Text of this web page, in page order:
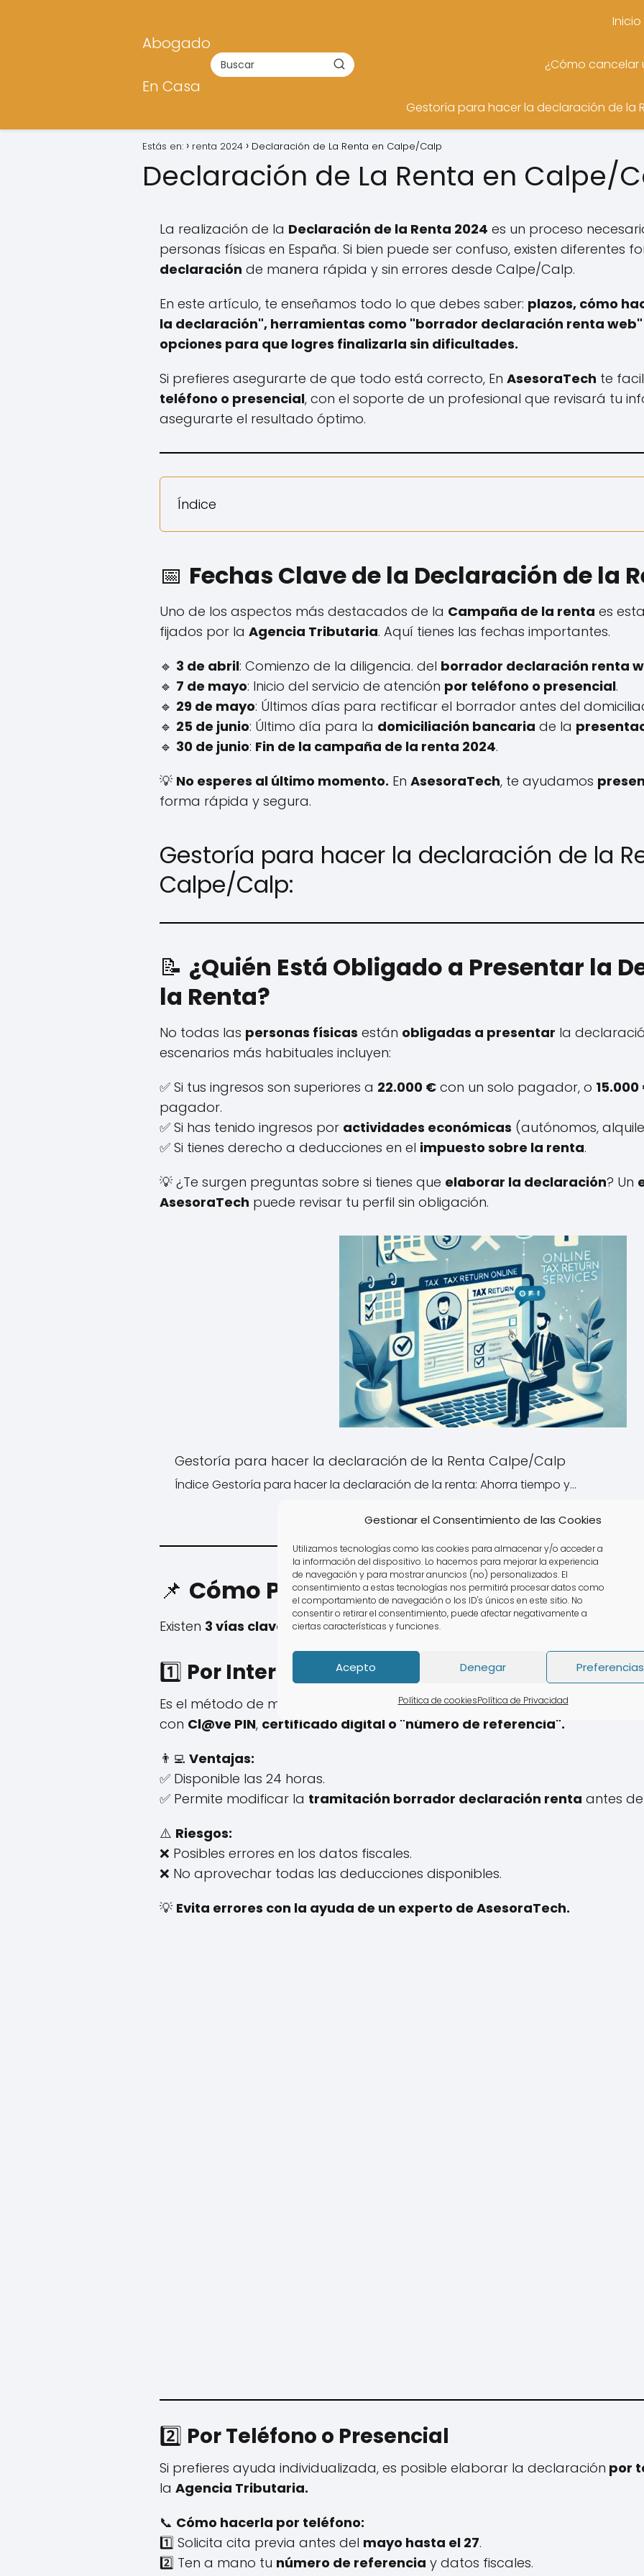
Gestionar el Consentimiento de las Cookies
Utilizamos tecnologías como las cookies para almacenar y/o acceder a
la información del dispositivo. Lo hacemos para mejorar la experiencia
de navegación y para mostrar anuncios (no) personalizados. El
consentimiento a estas tecnologías nos permitirá procesar datos como
el comportamiento de navegación o los ID's únicos en este sitio. No
consentir o retirar el consentimiento, puede afectar negativamente a
ciertas características y funciones.
Acepto Denegar Preferencias
Política de cookiesPolítica de Privacidad
Abogado
En Casa
Inicio
¿Cómo
Gestoría para hacer la declaración de la
Estás en: renta 2024 Declaración de La Renta en Calpe/Calp
Declaración de La Renta en Calpe/
La realización de la Declaración de la Renta 2024 es un proceso
personas físicas en España. Si bien puede ser confuso, existen diferentes
declaración de manera rápida y sin errores desde Calpe/Calp.
En este artículo, te enseñamos todo lo que debes saber: plazos, cómo
la declaración", herramientas como "borrador declaración renta
opciones para que logres finalizarla sin dificultades.
Si prefieres asegurarte de que todo está correcto, En AsesoraTech te
teléfono o presencial, con el soporte de un profesional que revisará tu
asegurarte el resultado óptimo.
Índice
📅 Fechas Clave de la Declaración de la
Uno de los aspectos más destacados de la Campaña de la renta es
fijados por la Agencia Tributaria. Aquí tienes las fechas importantes.
🔹 3 de abril: Comienzo de la diligencia. del borrador declaración renta
🔹 7 de mayo: Inicio del servicio de atención por teléfono o presencial.
🔹 29 de mayo: Últimos días para rectificar el borrador antes del
🔹 25 de junio: Último día para la domiciliación bancaria de la
🔹 30 de junio: Fin de la campaña de la renta 2024.
💡 No esperes al último momento. En AsesoraTech, te ayudamos
forma rápida y segura.
Gestoría para hacer la declaración de la
Calpe/Calp:
📝 ¿Quién Está Obligado a Presentar la
la Renta?
No todas las personas físicas están obligadas a presentar la
escenarios más habituales incluyen:
✅ Si tus ingresos son superiores a 22.000 € con un solo pagador, o 15.000
pagador.
✅ Si has tenido ingresos por actividades económicas (autónomos,
✅ Si tienes derecho a deducciones en el impuesto sobre la renta.
💡 ¿Te surgen preguntas sobre si tienes que elaborar la declaración? Un
AsesoraTech puede revisar tu perfil sin obligación.
Gestoría para hacer la declaración de la Renta Calpe/Calp
Índice Gestoría para hacer la declaración de la renta: Ahorra tiempo y…
📌 Cómo Presentar la Declaración de la
Existen 3 vías clave de realizar la declaración:
1️⃣ Por Internet con Renta Web
Es el método de mayor rapidez. Tienes la opción de ingresar a tu
con Cl@ve PIN, certificado digital o "número de referencia".
👨‍💻 Ventajas:
✅ Disponible las 24 horas.
✅ Permite modificar la tramitación borrador declaración renta antes
⚠️ Riesgos:
❌ Posibles errores en los datos fiscales.
❌ No aprovechar todas las deducciones disponibles.
💡 Evita errores con la ayuda de un experto de AsesoraTech.
2️⃣ Por Teléfono o Presencial
Si prefieres ayuda individualizada, es posible elaborar la declaración por
la Agencia Tributaria.
📞 Cómo hacerla por teléfono:
1️⃣ Solicita cita previa antes del mayo hasta el 27.
2️⃣ Ten a mano tu número de referencia y datos fiscales.